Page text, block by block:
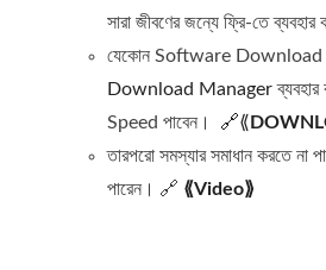
সারা জীবণের জন্যে ফ্রি-তে
যেকোন Software Download
Download Manager
Speed পাবেন। 🔗⟪
তারপরো সমস্যার সমাধান করতে না
পারেন। 🔗 ⟪Video⟫